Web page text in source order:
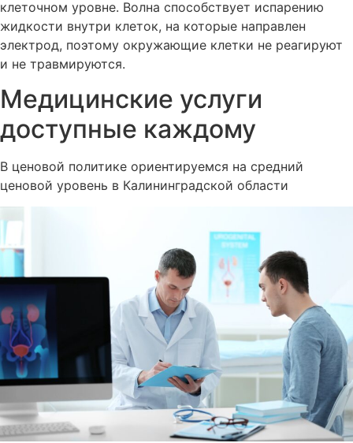
клеточном уровне. Волна способствует испарению
жидкости внутри клеток, на которые направлен
электрод, поэтому окружающие клетки не реагируют
и не травмируются.
Медицинские услуги
доступные каждому
В ценовой политике ориентируемся на средний
ценовой уровень в Калининградской области